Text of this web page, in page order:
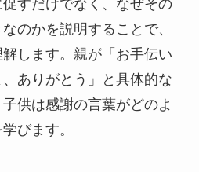
すだけでなく、なぜその
のかを説明することで、
します。親が「お手伝い
ありがとう」と具体的な
供は感謝の言葉がどのよ
びます。